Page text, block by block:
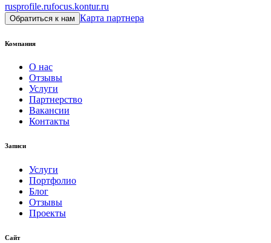
rusprofile.rufocus.kontur.ru
Обратиться к нам Карта партнера
Компания
О нас
Отзывы
Услуги
Партнерство
Вакансии
Контакты
Записи
Услуги
Портфолио
Блог
Отзывы
Проекты
Сайт